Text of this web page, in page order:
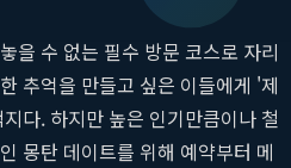
을 수 없는 필수 방문 코스로 자리
추억을 만들고 싶은 이들에게 '제
다. 하지만 높은 인기만큼이나 철
몽탄 데이트를 위해 예약부터 메